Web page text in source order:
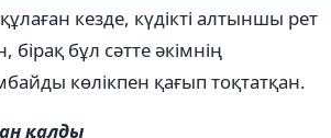
кезде, күдікті алтыншы рет
бірақ бұл сәтте әкімнің
көлікпен қағып тоқтатқан.
қалды